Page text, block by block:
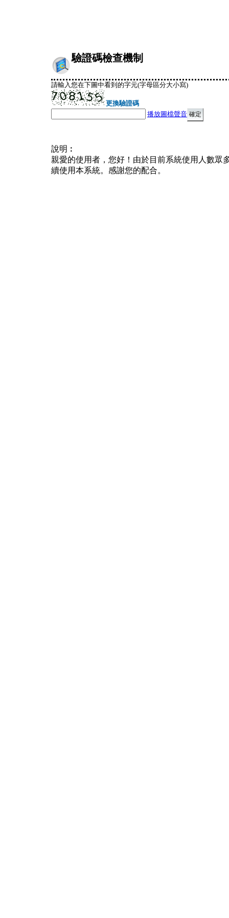
驗證碼檢查機制
請輸入您在下圖中看到的字元(字母區分大小寫)
更換驗證碼
播放圖檔聲音
說明︰
親愛的使用者，您好！由於目前系統使用人數眾
續使用本系統。感謝您的配合。